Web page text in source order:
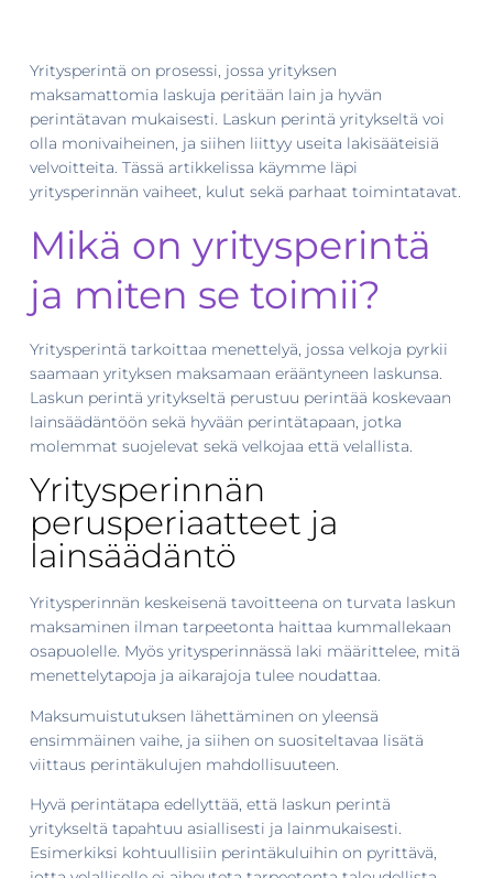
Yritysperintä on prosessi, jossa yrityksen
maksamattomia laskuja peritään lain ja hyvän
perintätavan mukaisesti. Laskun perintä yritykseltä voi
olla monivaiheinen, ja siihen liittyy useita lakisääteisiä
velvoitteita. Tässä artikkelissa käymme läpi
yritysperinnän vaiheet, kulut sekä parhaat toimintatavat.
Mikä on yritysperintä
ja miten se toimii?
Yritysperintä tarkoittaa menettelyä, jossa velkoja pyrkii
saamaan yrityksen maksamaan erääntyneen laskunsa.
Laskun perintä yritykseltä perustuu perintää koskevaan
lainsäädäntöön sekä hyvään perintätapaan, jotka
molemmat suojelevat sekä velkojaa että velallista.
Yritysperinnän
perusperiaatteet ja
lainsäädäntö
Yritysperinnän keskeisenä tavoitteena on turvata laskun
maksaminen ilman tarpeetonta haittaa kummallekaan
osapuolelle. Myös yritysperinnässä laki määrittelee, mitä
menettelytapoja ja aikarajoja tulee noudattaa.
Maksumuistutuksen lähettäminen on yleensä
ensimmäinen vaihe, ja siihen on suositeltavaa lisätä
viittaus perintäkulujen mahdollisuuteen.
Hyvä perintätapa edellyttää, että laskun perintä
yritykseltä tapahtuu asiallisesti ja lainmukaisesti.
Esimerkiksi kohtuullisiin perintäkuluihin on pyrittävä,